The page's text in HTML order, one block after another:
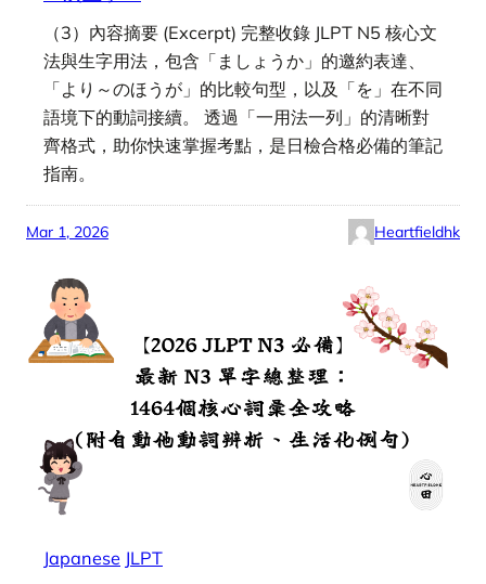
（3）內容摘要 (Excerpt) 完整收錄 JLPT N5 核心文
法與生字用法，包含「ましょうか」的邀約表達、
「より～のほうが」的比較句型，以及「を」在不同
語境下的動詞接續。 透過「一用法一列」的清晰對
齊格式，助你快速掌握考點，是日檢合格必備的筆記
指南。
Mar 1, 2026 Heartfieldhk
Japanese JLPT